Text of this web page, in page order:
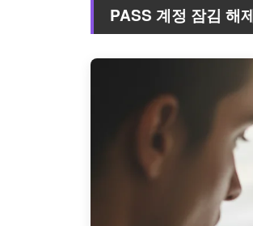
PASS 계정 잠김 해